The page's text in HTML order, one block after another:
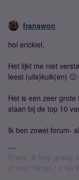
franswon
hoi erickiel,
Het lijkt me niet
leest (uils)kuik(en) 🙂
Het is een zeer
staan bij de top 10
Ik ben zowel forum-
Frans, ik help graag
of voor Simyo ! || Nil